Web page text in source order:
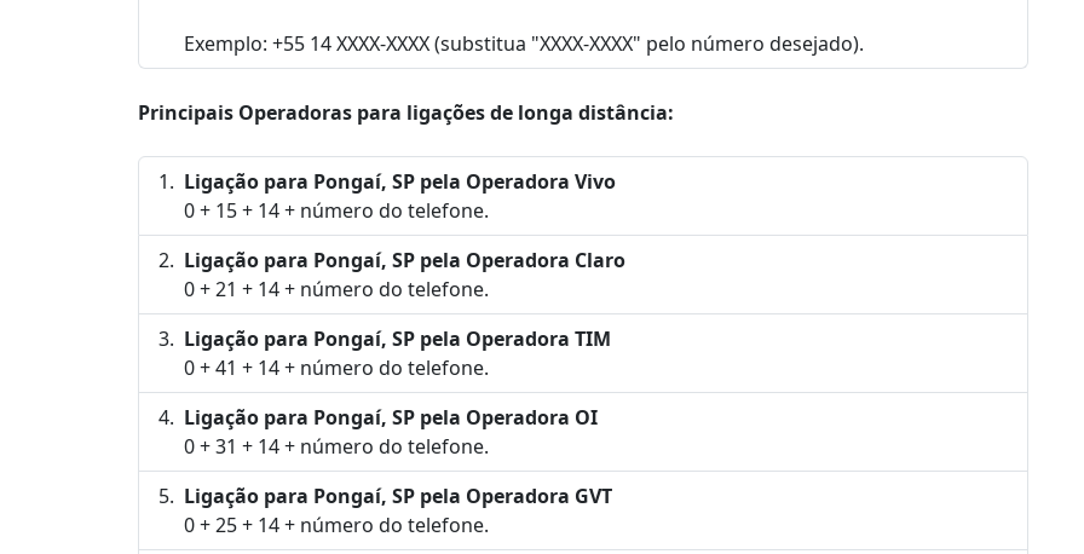
Exemplo: +55 14 XXXX-XXXX (substitua "XXXX-XXXX" pelo número desejado).
Principais Operadoras para ligações de longa distância:
Ligação para Pongaí, SP pela Operadora Vivo
0 + 15 + 14 + número do telefone.
Ligação para Pongaí, SP pela Operadora Claro
0 + 21 + 14 + número do telefone.
Ligação para Pongaí, SP pela Operadora TIM
0 + 41 + 14 + número do telefone.
Ligação para Pongaí, SP pela Operadora OI
0 + 31 + 14 + número do telefone.
Ligação para Pongaí, SP pela Operadora GVT
0 + 25 + 14 + número do telefone.